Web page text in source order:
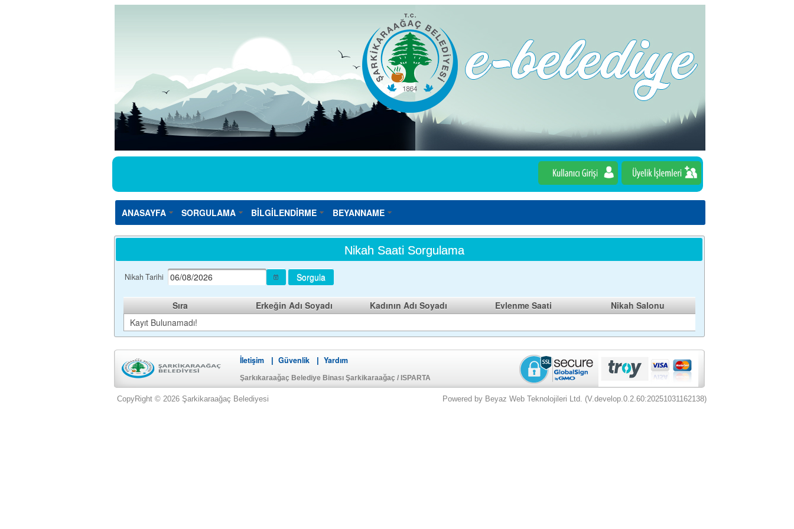
ANASAYFA SORGULAMA BİLGİLENDİRME BEYANNAME
Nikah Saati Sorgulama
Nikah Tarihi Sorgula
Sıra Erkeğin Adı Soyadı Kadının Adı Soyadı Evlenme Saati
Nikah Salonu
Kayıt Bulunamadı!
İletişim Güvenlik Yardım
Şarkıkaraağaç Belediye Binası Şarkikaraağaç / ISPARTA
CopyRight © 2026 Şarkikaraağaç Belediyesi Powered by Beyaz Web Teknolojileri Ltd. (V.develop.0.2.60:20251031162138)